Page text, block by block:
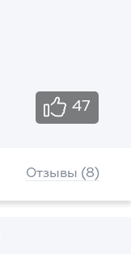
47
Отзывы (8)